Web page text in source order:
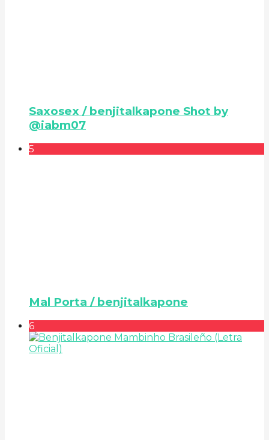
Saxosex / benjitalkapone Shot by
@iabm07
5
Mal Porta / benjitalkapone
6